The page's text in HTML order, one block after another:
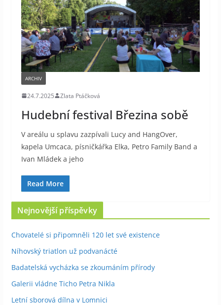
ARCHIV
24.7.2025 Zlata Ptáčková
Hudební festival Březina sobě
V areálu u splavu zazpívali Lucy and HangOver,
kapela Umcaca, písničkářka Elka, Petro Family Band a
Ivan Mládek a jeho
Read More
Nejnovější příspěvky
Chovatelé si připomněli 120 let své existence
Níhovský triatlon už podvanácté
Badatelská vycházka se zkoumáním přírody
Galerii vládne Ticho Petra Nikla
Letní sborová dílna v Lomnici